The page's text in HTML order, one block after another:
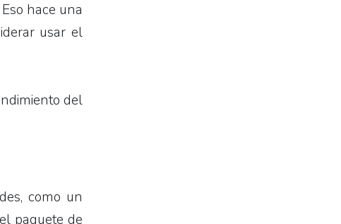
Eso hace una
usar el
del
como un
paquete de